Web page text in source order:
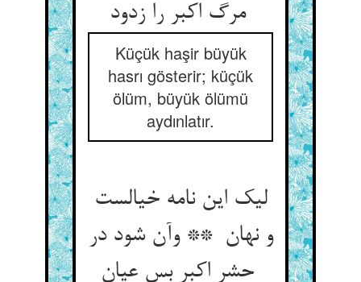
مرگ اکبر را زدود
Küçük haşir büyük
hasrı gösterir; küçük
ölüm, büyük ölümü
aydınlatır.
لیک این نامه خیالست
و نهان ** وآن شود در